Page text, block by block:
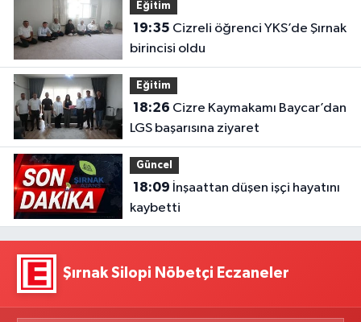
Eğitim
19:35
birincisi oldu
Eğitim
18:26
LGS başarısına ziyaret
Güncel
18:09
kaybetti
Şırnak Silopi Nöbetçi Eczaneler